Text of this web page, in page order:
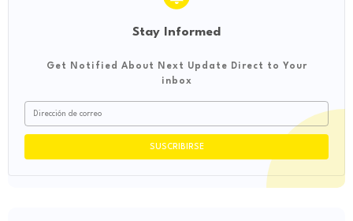
Stay Informed
Get Notified About Next Update Direct to Your
inbox